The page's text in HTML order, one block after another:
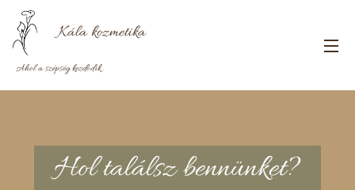
Kála kozmetika
Ahol a szépség kezdődik..
Hol találsz bennünket?